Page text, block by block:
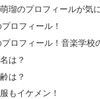
瑠のプロフィールが気
ロフィール！
ロフィール！音楽学校
は？
は？
もイケメン！